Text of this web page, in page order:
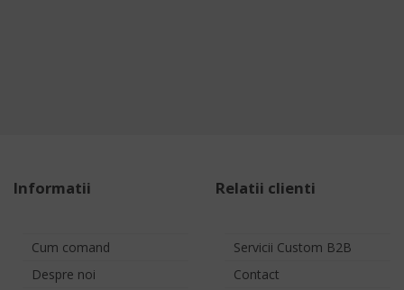
Informatii
Cum comand
Despre noi
Relatii clienti
Servicii Custom B2B
Contact